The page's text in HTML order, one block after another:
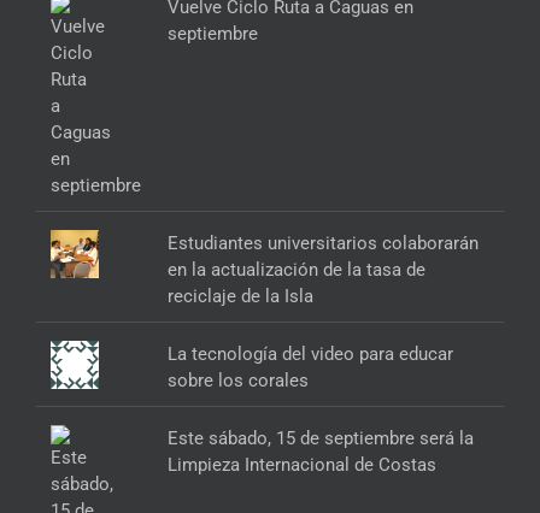
Vuelve Ciclo Ruta a Caguas en
septiembre
Estudiantes universitarios colaborarán
en la actualización de la tasa de
reciclaje de la Isla
La tecnología del video para educar
sobre los corales
Este sábado, 15 de septiembre será la
Limpieza Internacional de Costas